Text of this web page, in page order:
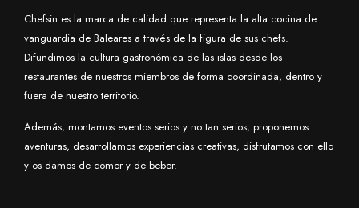
Chefsin es la marca de calidad que representa la alta cocina de
vanguardia de Baleares a través de la figura de sus chefs.
Difundimos la cultura gastronómica de las islas desde los
restaurantes de nuestros miembros de forma coordinada, dentro y
fuera de nuestro territorio.
Además, montamos eventos serios y no tan serios, proponemos
aventuras, desarrollamos experiencias creativas, disfrutamos con ello
y os damos de comer y de beber.